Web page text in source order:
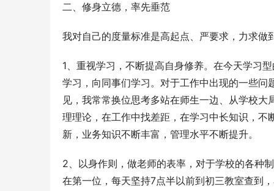
二、修身立德，率先垂范
我对自己的度量标准是高起点、严要求，力求做
1、重视学习，不断提高自身修养。在今天学习
学习，向同事们学习。对于工作中出现的一些
见，我常常换位思考多站在师生一边、从学校
理理论，在工作中找差距，在学习中长知识，
新，业务知识不断丰富，管理水平不断提升。
2、以身作则，做老师的表率，对于学校的各种
在第一位，每天坚持7点半以前到初三教室查到